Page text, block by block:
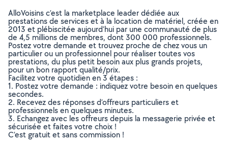
AlloVoisins c’est la marketplace leader dédiée aux
prestations de services et à la location de matériel, créée en
2013 et plébiscitée aujourd’hui par une communauté de plus
de 4,5 millions de membres, dont 300 000 professionnels.
Postez votre demande et trouvez proche de chez vous un
particulier ou un professionnel pour réaliser toutes vos
prestations, du plus petit besoin aux plus grands projets,
pour un bon rapport qualité/prix.
Facilitez votre quotidien en 3 étapes :
1. Postez votre demande : indiquez votre besoin en quelques
secondes.
2. Recevez des réponses d’offreurs particuliers et
professionnels en quelques minutes.
3. Echangez avec les offreurs depuis la messagerie privée et
sécurisée et faites votre choix !
C’est gratuit et sans commission !